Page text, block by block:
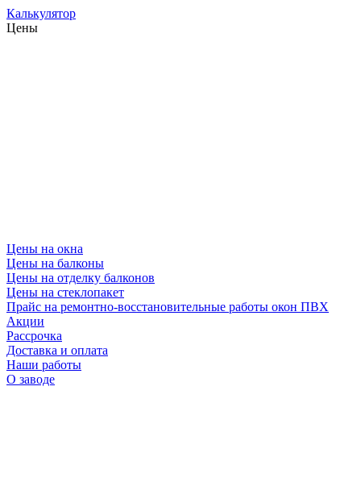
Калькулятор
Цены
Цены на окна
Цены на балконы
Цены на отделку балконов
Цены на стеклопакет
Прайс на ремонтно-восстановительные работы окон ПВХ
Акции
Рассрочка
Доставка и оплата
Наши работы
О заводе